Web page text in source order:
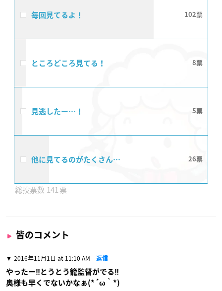
毎回見てるよ！ 102
ところどころ見てる！ 8
見逃したー…！ 5
他に見てるのがたくさん… 26
141
皆のコメント
2016年11月1日 at 11:10 AM 返信
やったー‼とうとう籠監督がでる‼
奥様も早くでないかなぁ(*´ω｀*)